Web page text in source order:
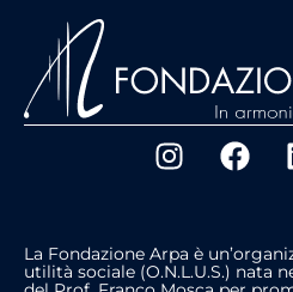
La Fondazione Arpa è
utilità sociale (O.N.L.U.S.) nata